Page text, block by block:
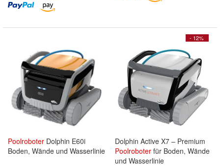
Poolroboter Dolphin E60i
Boden, Wände und Wasserlinie
- 12%
Dolphin Active X7 – Premium
Poolroboter für Boden, Wände
und Wasserlinie